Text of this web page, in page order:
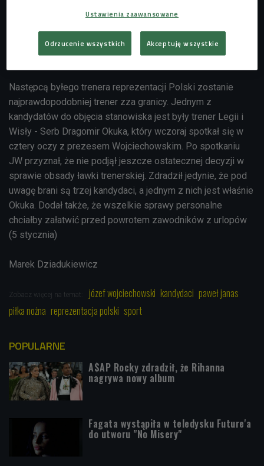
zaskoczeniem jest fakt powrotu Janasa do pracy na
pracą w Polonii żegnali się inni szkoleniowcy cywilizowane
załatwienie sprawy z Janasem wydaje się wręcz niebywałe.
Następcą byłego trenera reprezentacji Polski zostanie
najprawdopodobniej trener zza granicy. Jednym z
kandydatów do objęcia stanowiska jest były trener Legii i
Wisły - Serb Dragomir Okuka, który wczoraj spotkał się w
cztery oczy z prezesem Wojciechowskim. Po spotkaniu
JW przyznał, że nie podjął jeszcze ostatecznej decyzji w
sprawie obsady ławki trenerskiej. Zdradził jedynie, że pod
uwagę brani są trzej kandydaci, a jednym z nich jest właśnie
Okuka. Dodał także, że wszelkie sprawy personalne
chciałby załatwić przed powrotem zawodników z urlopów
(5 stycznia)
Marek Dziadukiewicz
Zobacz więcej na temat: józef wojciechowski kandydaci paweł janas
piłka nożna reprezentacja polski sport
POPULARNE
A$AP Rocky zdradził, że Rihanna
nagrywa nowy album
Fagata wystąpiła w teledysku Future'a
do utworu "No Misery"
Ustawienia zaawansowane
Odrzucenie wszystkich Akceptuję wszystkie